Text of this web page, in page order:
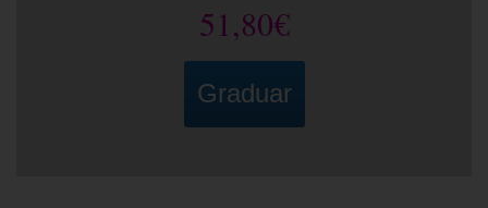
51,80€
Graduar